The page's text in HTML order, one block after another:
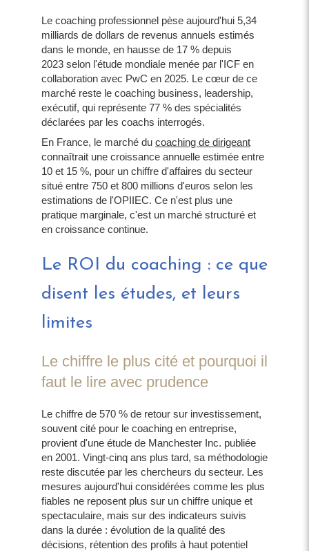
Le coaching professionnel pèse aujourd'hui 5,34
milliards de dollars de revenus annuels estimés
dans le monde, en hausse de 17 % depuis
2023 selon l'étude mondiale menée par l'ICF en
collaboration avec PwC en 2025. Le cœur de ce
marché reste le coaching business, leadership,
exécutif, qui représente 77 % des spécialités
déclarées par les coachs interrogés.
En France, le marché du coaching de dirigeant
connaîtrait une croissance annuelle estimée entre
10 et 15 %, pour un chiffre d'affaires du secteur
situé entre 750 et 800 millions d'euros selon les
estimations de l'OPIIEC. Ce n'est plus une
pratique marginale, c'est un marché structuré et
en croissance continue.
Le ROI du coaching : ce que
disent les études, et leurs
limites
Le chiffre le plus cité et pourquoi il
faut le lire avec prudence
Le chiffre de 570 % de retour sur investissement,
souvent cité pour le coaching en entreprise,
provient d'une étude de Manchester Inc. publiée
en 2001. Vingt-cinq ans plus tard, sa méthodologie
reste discutée par les chercheurs du secteur. Les
mesures aujourd'hui considérées comme les plus
fiables ne reposent plus sur un chiffre unique et
spectaculaire, mais sur des indicateurs suivis
dans la durée : évolution de la qualité des
décisions, rétention des profils à haut potentiel